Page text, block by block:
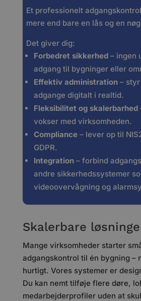
Et professionelt
mere end bare en lås og en
Det giver dig:
Forbedret sikkerhed– ingen
adgang til bygninger eller
Effektiv administration–
adgange digitalt i realtid.
Fleksibilitet og skalerbarhed
vokser med virksomheden.
Compliance– lever op til
GDPR.
Integration– forbind
andre sikkerhedssystemer
videoovervågning og
Skalerbare
Mange virksomheder starter
adgangskontrol til én bygning –
hurtigt. Vores systemer er
Du kan nemt tilføje flere døre,
medarbejderprofiler uden at